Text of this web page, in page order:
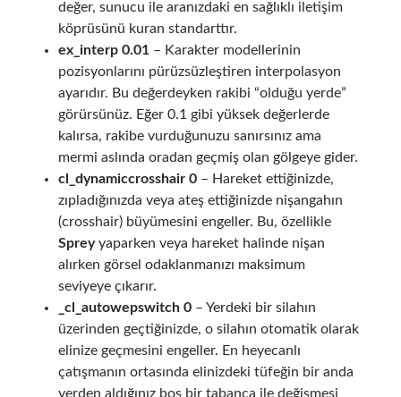
değer, sunucu ile aranızdaki en sağlıklı iletişim
köprüsünü kuran standarttır.
ex_interp 0.01– Karakter modellerinin
pozisyonlarını pürüzsüzleştiren interpolasyon
ayarıdır. Bu değerdeyken rakibi “olduğu yerde”
görürsünüz. Eğer 0.1 gibi yüksek değerlerde
kalırsa, rakibe vurduğunuzu sanırsınız ama
mermi aslında oradan geçmiş olan gölgeye gider.
cl_dynamiccrosshair 0– Hareket ettiğinizde,
zıpladığınızda veya ateş ettiğinizde nişangahın
(crosshair) büyümesini engeller. Bu, özellikle
Spreyyaparken veya hareket halinde nişan
alırken görsel odaklanmanızı maksimum
seviyeye çıkarır.
_cl_autowepswitch 0– Yerdeki bir silahın
üzerinden geçtiğinizde, o silahın otomatik olarak
elinize geçmesini engeller. En heyecanlı
çatışmanın ortasında elinizdeki tüfeğin bir anda
yerden aldığınız boş bir tabanca ile değişmesi